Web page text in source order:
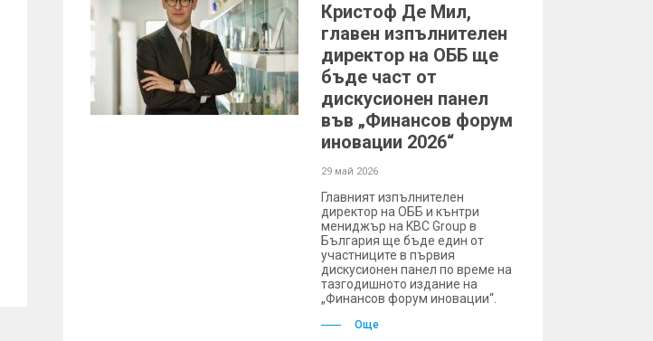
Кристоф Де Мил,
главен изпълнителен
директор на ОББ ще
бъде част от
дискусионен панел
във „Финансов форум
иновации 2026“
29 май 2026
Главният изпълнителен
директор на ОББ и кънтри
мениджър на KBC Group в
България ще бъде един от
участниците в първия
дискусионен панел по време на
тазгодишното издание на
„Финансов форум иновации“.
Още